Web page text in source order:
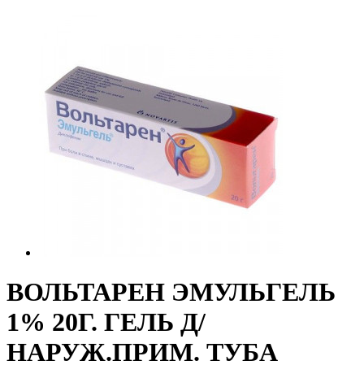
ВОЛЬТАРЕН ЭМУЛЬГЕЛЬ
1% 20Г. ГЕЛЬ Д/
НАРУЖ.ПРИМ. ТУБА